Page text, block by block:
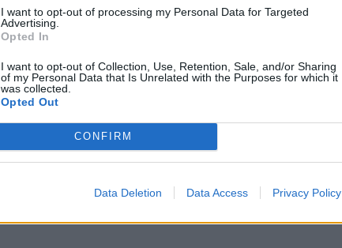
I want to opt-out of processing my Personal Data for Targeted
Advertising.
Opted In
I want to opt-out of Collection, Use, Retention, Sale, and/or Sharing
of my Personal Data that Is Unrelated with the Purposes for which it
was collected.
Opted Out
CONFIRM
Data Deletion Data Access Privacy Policy